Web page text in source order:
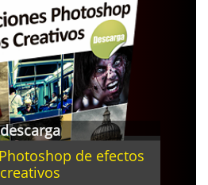
descarga
de efectos
creativos